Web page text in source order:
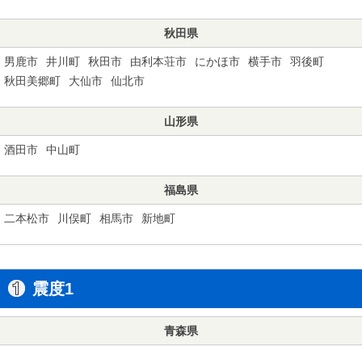
秋田県
男鹿市 井川町 秋田市 由利本荘市 にかほ市 横手市
羽後町
秋田美郷町
大仙市 仙北市
山形県
酒田市 中山町
福島県
二本松市 川俣町 相馬市 新地町
震度1
青森県